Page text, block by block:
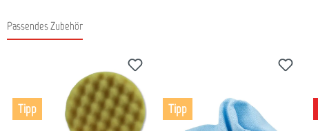
Passendes Zubehör
Tipp Tipp